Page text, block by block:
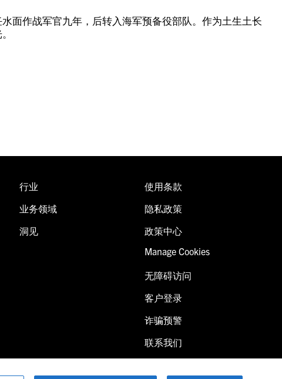
面作战军官九年，后转入海军预备役部队。作为土生土长
行业
业务领域
洞见
使用条款
隐私政策
政策中心
Manage Cookies
无障碍访问
客户登录
诈骗预警
联系我们